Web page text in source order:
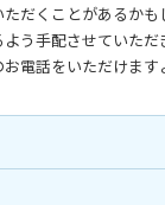
くことがあるかも
手配させていただ
話をいただけますよ